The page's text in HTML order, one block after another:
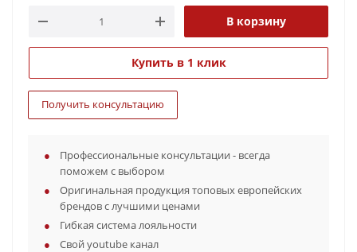
В корзину
Купить в 1 клик
Получить консультацию
Профессиональные консультации - всегда
поможем с выбором
Оригинальная продукция топовых европейских
брендов с лучшими ценами
Гибкая система лояльности
Свой youtube канал